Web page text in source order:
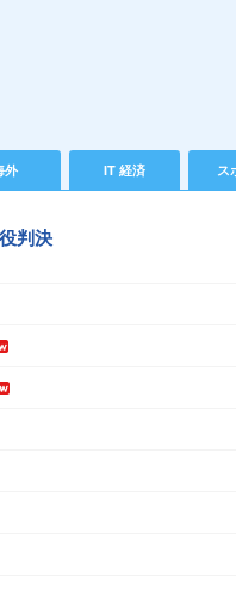
外 IT 経済 ス
判決